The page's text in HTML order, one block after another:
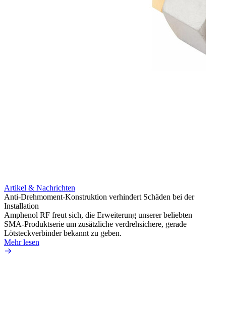
Artikel & Nachrichten
Anti-Drehmoment-Konstruktion verhindert Schäden bei der
Installation
Amphenol RF freut sich, die Erweiterung unserer beliebten
SMA-Produktserie um zusätzliche verdrehsichere, gerade
Lötsteckverbinder bekannt zu geben.
Mehr lesen